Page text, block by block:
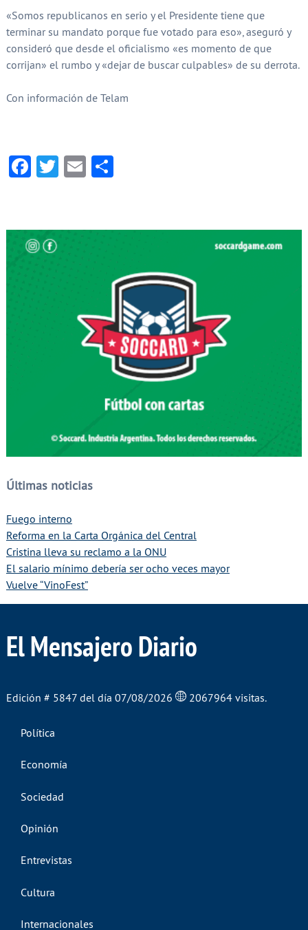
«Somos republicanos en serio y el Presidente tiene que
terminar su mandato porque fue votado para eso», aseguró y
consideró que desde el oficialismo «es momento de que
corrijan» el rumbo y «dejar de buscar culpables» de su derrota.
Con información de Telam
Facebook
Twitter
EmailCompartir
Últimas noticias
Fuego interno
Reforma en la Carta Orgánica del Central
Cristina lleva su reclamo a la ONU
El salario mínimo debería ser ocho veces mayor
Vuelve “VinoFest”
El Mensajero Diario
Edición # 5847 del día 07/08/2026 2067964 visitas.
Política
Economía
Sociedad
Opinión
Entrevistas
Cultura
Internacionales